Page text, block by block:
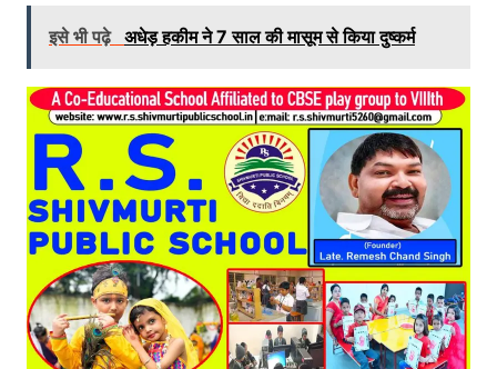
इसे भी पढ़े अधेड़ हकीम ने 7 साल की मासूम से किया दुष्कर्म